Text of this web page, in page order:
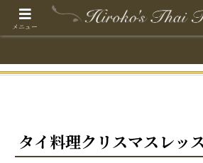
タイ料理クリスマスレッ
メニュー